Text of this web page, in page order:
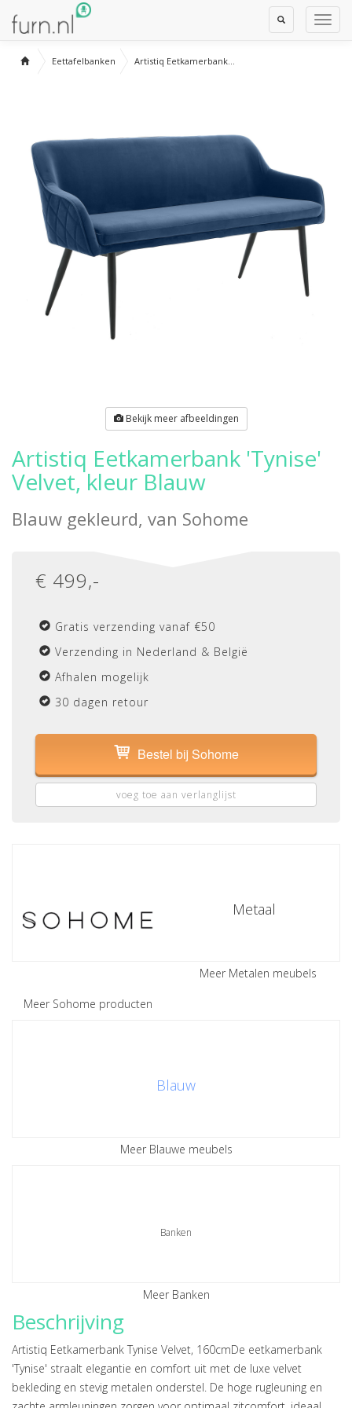
Toggle
Search
Eettafelbanken Artistiq Eetkamerbank...
Bekijk meer afbeeldingen
Artistiq Eetkamerbank 'Tynise'
Velvet, kleur Blauw
Blauw gekleurd, van Sohome
€ 499,-
Gratis verzending vanaf €50
Verzending in Nederland & België
Afhalen mogelijk
30 dagen retour
Bestel bij Sohome
voeg toe aan verlanglijst
Meer Sohome producten
Metaal
Meer Metalen meubels
Blauw
Meer Blauwe meubels
Banken
Meer Banken
Beschrijving
Artistiq Eetkamerbank Tynise Velvet, 160cmDe eetkamerbank
'Tynise' straalt elegantie en comfort uit met de luxe velvet
bekleding en stevig metalen onderstel. De hoge rugleuning en